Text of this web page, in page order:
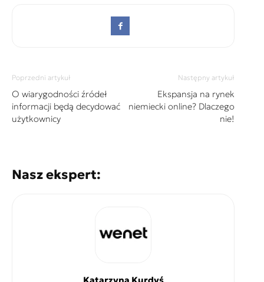
Poprzedni artykuł
O wiarygodności źródeł
informacji będą decydować
użytkownicy
Następny artykuł
Ekspansja na rynek
niemiecki online? Dlaczego
nie!
Nasz ekspert: